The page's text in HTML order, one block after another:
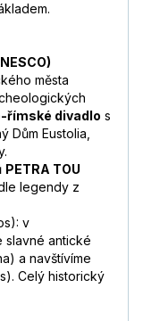
města
římské divadlo s
Dům Eustolia,
PETRA TOU
legendy z
v
slavné antické
a navštívíme
Celý historický